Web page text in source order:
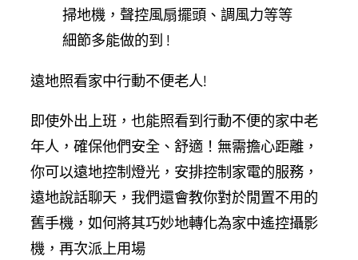
掃地機，聲控風扇擺頭、調風力等等
細節多能做的到 !
遠地照看家中行動不便老人!
即使外出上班，也能照看到行動不便的家中老
年人，確保他們安全、舒適！無需擔心距離，
你可以遠地控制燈光，安排控制家電的服務，
遠地說話聊天，我們還會教你對於閒置不用的
舊手機，如何將其巧妙地轉化為家中遙控攝影
機，再次派上用場